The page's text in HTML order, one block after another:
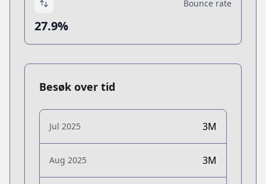
Bounce rate
27.9%
Besøk over tid
Jul 2025 3M
Aug 2025 3M